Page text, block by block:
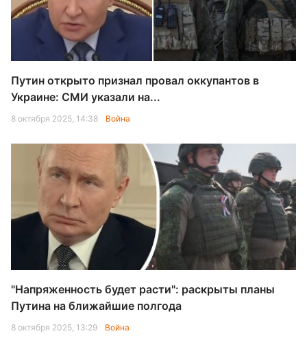
Путин открыто признал провал оккупантов в
Украине: СМИ указали на...
8 октября 2025, 14:38 Война
"Напряженность будет расти": раскрыты планы
Путина на ближайшие полгода
8 октября 2025, 13:29 Война